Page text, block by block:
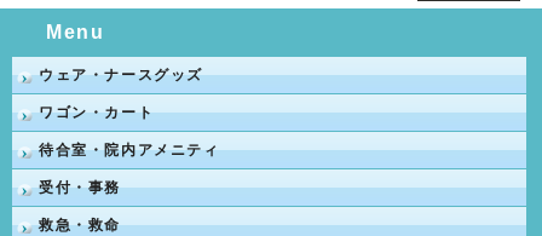
Menu
ウェア・ナースグッズ
ワゴン・カート
待合室・院内アメニティ
受付・事務
救急・救命